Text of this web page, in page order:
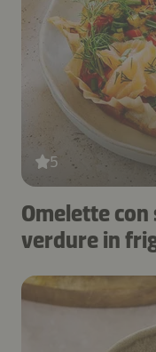
5
Omelette
verdure in